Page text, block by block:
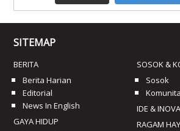
SITEMAP
BERITA
Berita Harian
Editorial
News In English
GAYA HIDUP
SOSOK &
Sosok
IDE &
RAGAM